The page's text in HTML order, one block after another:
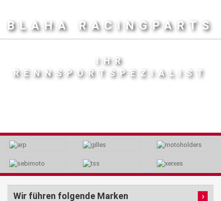
BLAHA RACINGPARTS
IHR
RENNSPORTSPEZIALIST
Wir führen folgende Marken